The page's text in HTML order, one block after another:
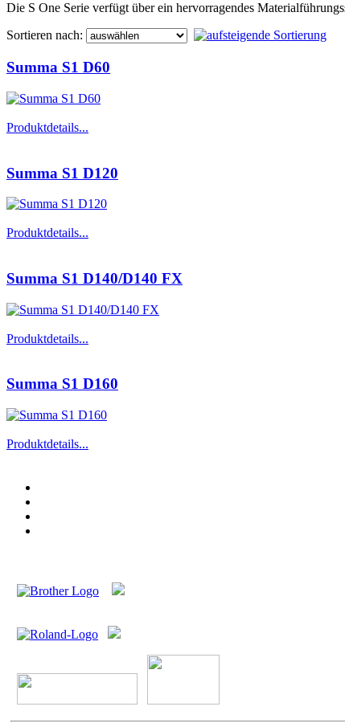
Die S One Serie verfügt über ein hervorragendes
Sortieren nach:
Summa S1 D60
Produktdetails...
Summa S1 D120
Produktdetails...
Summa S1 D140/D140 FX
Produktdetails...
Summa S1 D160
Produktdetails...